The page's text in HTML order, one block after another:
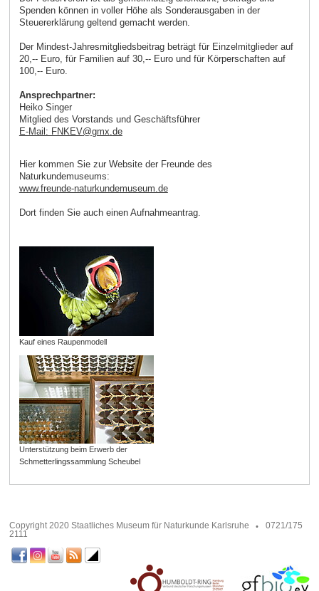
Spenden können in voller Höhe als Sonderausgaben in der
Steuererklärung geltend gemacht werden.
Der Mindest-Jahresmitgliedsbeitrag beträgt für Einzelmitglieder auf
20,-- Euro, für Familien auf 30,-- Euro und für Körperschaften auf
100,-- Euro.
Ansprechpartner:
Heiko Singer
Mitglied des Vorstands und Geschäftsführer
E-Mail: FNKEV@gmx de
Hier kommen Sie zur Website der Freunde des
Naturkundemuseums:
www.freunde-naturkundemuseum.de
Dort finden Sie auch einen Aufnahmeantrag.
Kauf eines Raupenmodell
Unterstützung beim Erwerb der
Schmetterlingssammlung Scheubel
Copyright 2020 Staatliches Museum für Naturkunde Karlsruhe
0721/175
2111